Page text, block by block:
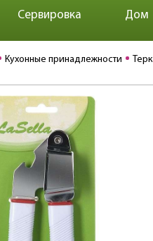
Сервировка Дом
Кухонные принадлежности